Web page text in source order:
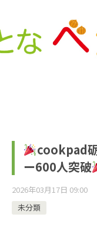
cookpad
ー600人突破
2026年03月17日 09:00
未分類